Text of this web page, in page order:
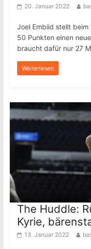
20. Januar 2022
Joel Embiid stellt
50 Punkten einen
braucht dafür nur 27
Weiterlesen
The Huddle:
Kyrie,
13. Januar 2022